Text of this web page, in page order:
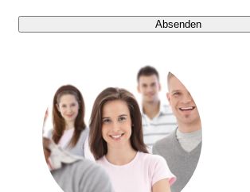
E-Mail Benutzer